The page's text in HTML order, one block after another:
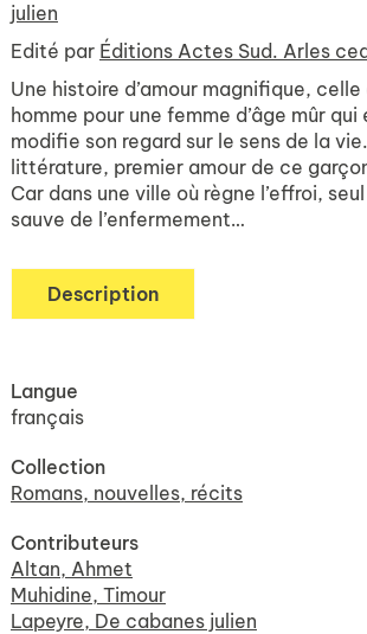
julien
Edité par Éditions Actes Sud. Arles
Une histoire d’amour magnifique, celle
homme pour une femme d’âge mûr
modifie son regard sur le sens de la
littérature, premier amour de ce
Car dans une ville où règne l’effroi,
sauve de l’enfermement…
Description
Langue
français
Collection
Romans, nouvelles, récits
Contributeurs
Altan, Ahmet
Muhidine, Timour
Lapeyre, De cabanes julien